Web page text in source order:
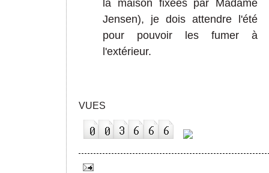
la maison fixées par Madame
Jensen), je dois attendre l'été
pour pouvoir les fumer à
l'extérieur.
VUES